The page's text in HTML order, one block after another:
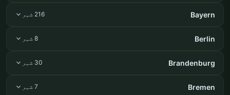
Bayern 216 شہر
Berlin 8 شہر
Brandenburg 30 شہر
Bremen 7 شہر